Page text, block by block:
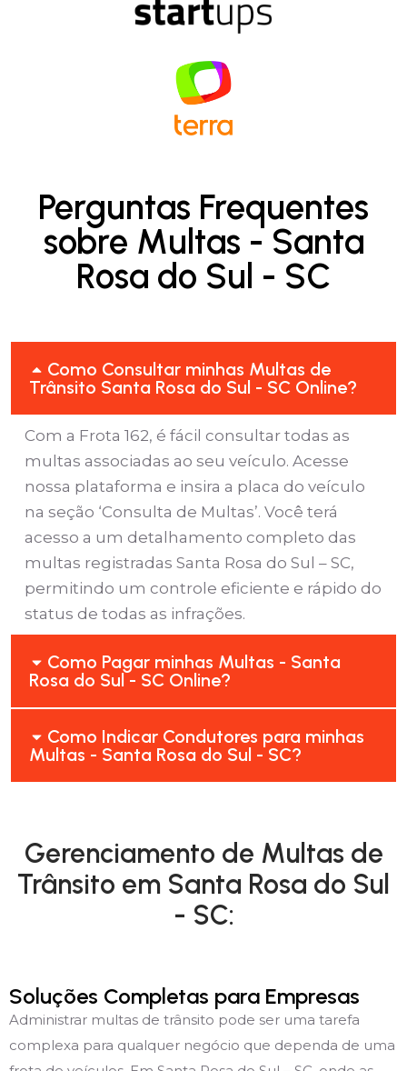
Perguntas Frequentes
sobre Multas - Santa
Rosa do Sul - SC
Como Consultar minhas Multas de
Trânsito Santa Rosa do Sul - SC Online?
Com a Frota 162, é fácil consultar todas as
multas associadas ao seu veículo. Acesse
nossa plataforma e insira a placa do veículo
na seção ‘Consulta de Multas’. Você terá
acesso a um detalhamento completo das
multas registradas Santa Rosa do Sul – SC,
permitindo um controle eficiente e rápido do
status de todas as infrações.
Como Pagar minhas Multas - Santa
Rosa do Sul - SC Online?
Como Indicar Condutores para minhas
Multas - Santa Rosa do Sul - SC?
Gerenciamento de Multas de
Trânsito em Santa Rosa do Sul
- SC:
Soluções Completas para Empresas
Administrar multas de trânsito pode ser uma tarefa
complexa para qualquer negócio que dependa de uma